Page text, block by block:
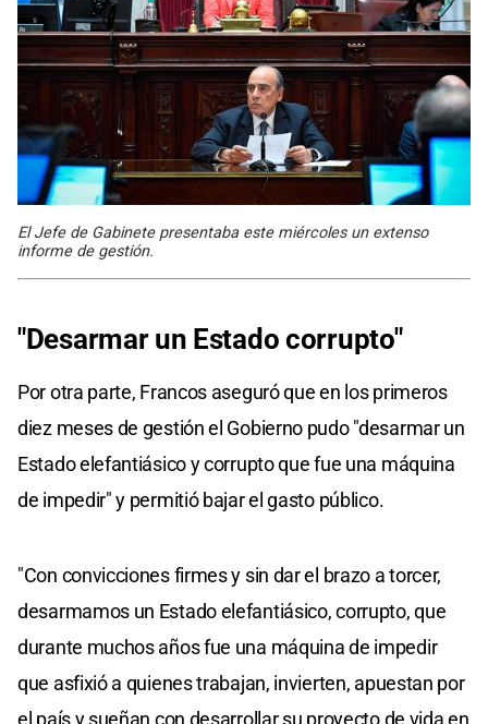
El Jefe de Gabinete presentaba este miércoles un extenso
informe de gestión.
"Desarmar un Estado corrupto"
Por otra parte, Francos aseguró que en los primeros
diez meses de gestión el Gobierno pudo "desarmar un
Estado elefantiásico y corrupto que fue una máquina
de impedir" y permitió bajar el gasto público.
"Con convicciones firmes y sin dar el brazo a torcer,
desarmamos un Estado elefantiásico, corrupto, que
durante muchos años fue una máquina de impedir
que asfixió a quienes trabajan, invierten, apuestan por
el país y sueñan con desarrollar su proyecto de vida en